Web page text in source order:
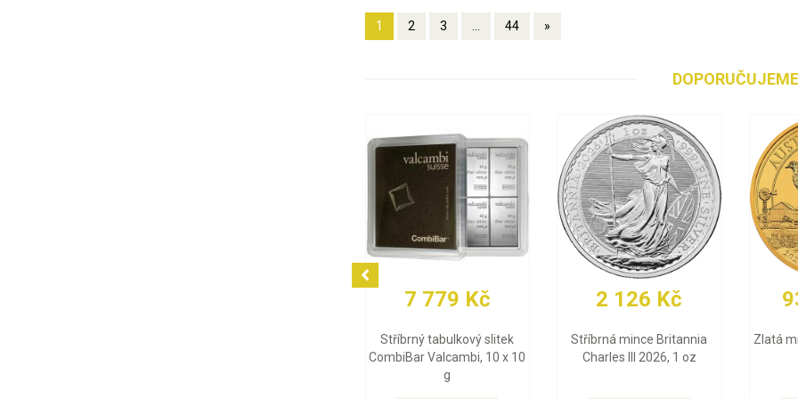
1 2 3 ... 44 »
DOPORUČUJEME
93 858 Kč
Zlatá mince Emu 2026, 1 oz
93 075 Kč
Zlatá mince Britannia
Charles III 2026, 1 oz